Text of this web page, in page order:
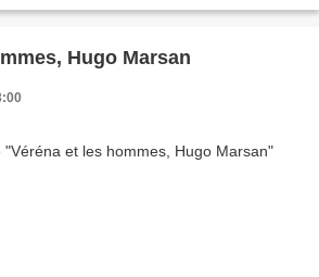
Hugo Marsan